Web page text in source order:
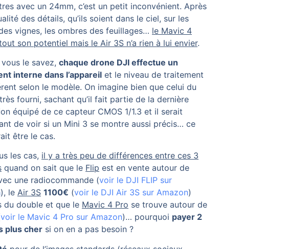
avec un 24mm, c’est un petit inconvénient. Après
des détails, qu’ils soient dans le ciel, sur les
vignes, les ombres des feuillages… le Mavic 4
son potentiel mais le Air 3S n’a rien à lui envier.
le savez, chaque drone DJI effectue un
interne dans l’appareil et le niveau de traitement
selon le modèle. On imagine bien que celui du
fourni, sachant qu’il fait partie de la dernière
équipé de ce capteur CMOS 1/1.3 et il serait
de voir si un Mini 3 se montre aussi précis… ce
être le cas.
les cas, il y a très peu de différences entre ces 3
quand on sait que le Flip est en vente autour de
une radiocommande (voir le DJI FLIP sur
), le Air 3S 1100€ (voir le DJI Air 3S sur Amazon)
du double et que le Mavic 4 Pro se trouve autour de
voir le Mavic 4 Pro sur Amazon)… pourquoi payer 2
plus cher si on en a pas besoin ?